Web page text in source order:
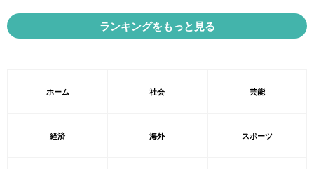
ランキングをもっと見る
ホーム 社会 芸能
経済 海外 スポーツ